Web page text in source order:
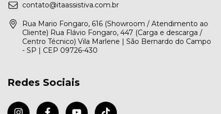
contato@itaassistiva.com.br
Rua Mario Fongaro, 616 (Showroom / Atendimento ao
Cliente) Rua Flávio Fongaro, 447 (Carga e descarga /
Centro Técnico) Vila Marlene | São Bernardo do Campo
- SP | CEP 09726-430
Redes Sociais